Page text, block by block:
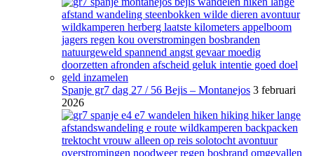
Spanje gr7 dag 27 / 56 Bejis – Montanejos 3 februari
2026